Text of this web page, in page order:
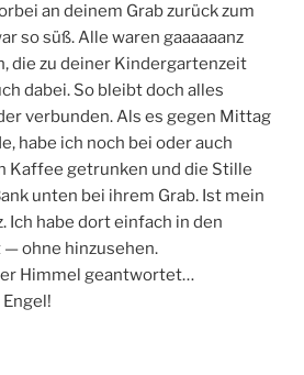
an deinem Grab zurück zum
so süß. Alle waren gaaaaaanz
die zu deiner Kindergartenzeit
dabei. So bleibt doch alles
verbunden. Als es gegen Mittag
habe ich noch bei oder auch
Kaffee getrunken und die Stille
unten bei ihrem Grab. Ist mein
Ich habe dort einfach in den
ohne hinzusehen.
Himmel geantwortet…